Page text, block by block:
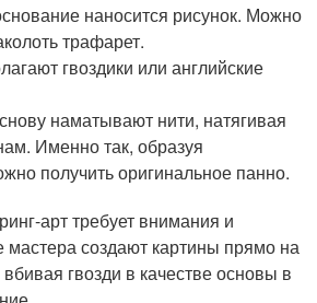
наносится рисунок. Можно
трафарет.
гвоздики или английские
наматывают нити, натягивая
Именно так, образуя
получить оригинальное панно.
арт требует внимания и
создают картины прямо на
гвозди в качестве основы в